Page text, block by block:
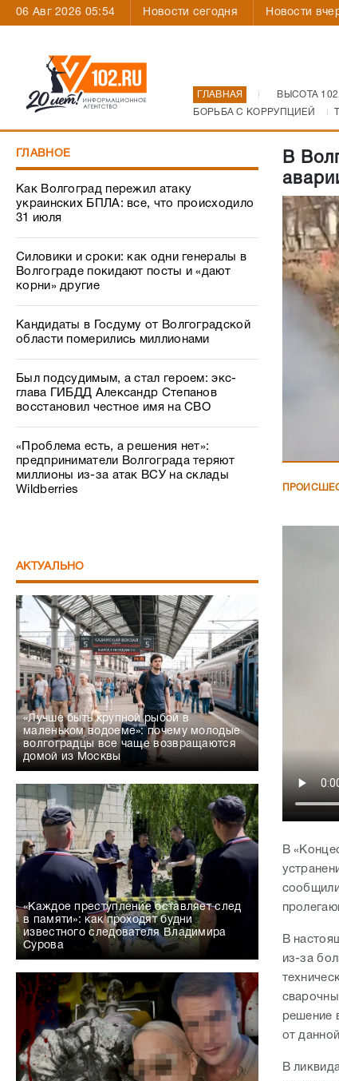
06 Авг 2026 05:54 Новости сегодня Новости
ГЛАВНАЯ ВЫСОТА
БОРЬБА С КОРРУПЦИЕЙ
ГЛАВНОЕ
Как Волгоград пережил атаку
украинских БПЛА: все, что происходило
31 июля
Силовики и сроки: как одни генералы в
Волгограде покидают посты и «дают
корни» другие
Кандидаты в Госдуму от Волгоградской
области померились миллионами
Был подсудимым, а стал героем: экс-
глава ГИБДД Александр Степанов
восстановил честное имя на СВО
«Проблема есть, а решения нет»:
предприниматели Волгограда теряют
миллионы из-за атак ВСУ на склады
Wildberries
АКТУАЛЬНО
«Лучше быть крупной рыбой в
маленьком водоеме»: почему молодые
волгоградцы все чаще возвращаются
домой из Москвы
«Каждое преступление оставляет след
в памяти»: как проходят будни
известного следователя Владимира
Сурова
В
В
В
из-за
решение
от
В